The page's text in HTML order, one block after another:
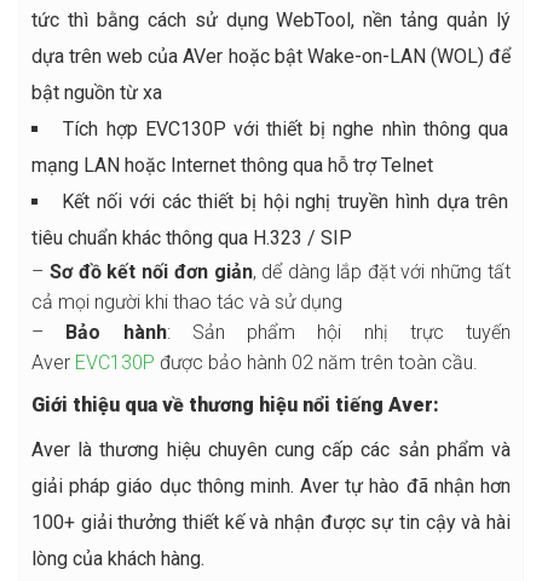
tức thì bằng cách sử dụng WebTool, nền tảng quản lý
dựa trên web của AVer hoặc bật Wake-on-LAN (WOL) để
bật nguồn từ xa
Tích hợp EVC130P với thiết bị nghe nhìn thông qua
mạng LAN hoặc Internet thông qua hỗ trợ Telnet
Kết nối với các thiết bị hội nghị truyền hình dựa trên
tiêu chuẩn khác thông qua H.323 / SIP
– Sơ đồ kết nối đơn giản, dể dàng lắp đặt với những tất
cả mọi người khi thao tác và sử dụng
–
Bảo hành: Sản phẩm hội nhị trực tuyến
Aver EVC130P được bảo hành 02 năm trên toàn cầu.
Giới thiệu qua về thương hiệu nổi tiếng Aver:
Aver là thương hiệu chuyên cung cấp các sản phẩm và
giải pháp giáo dục thông minh. Aver tự hào đã nhận hơn
100+ giải thưởng thiết kế và nhận được sự tin cậy và hài
lòng của khách hàng.